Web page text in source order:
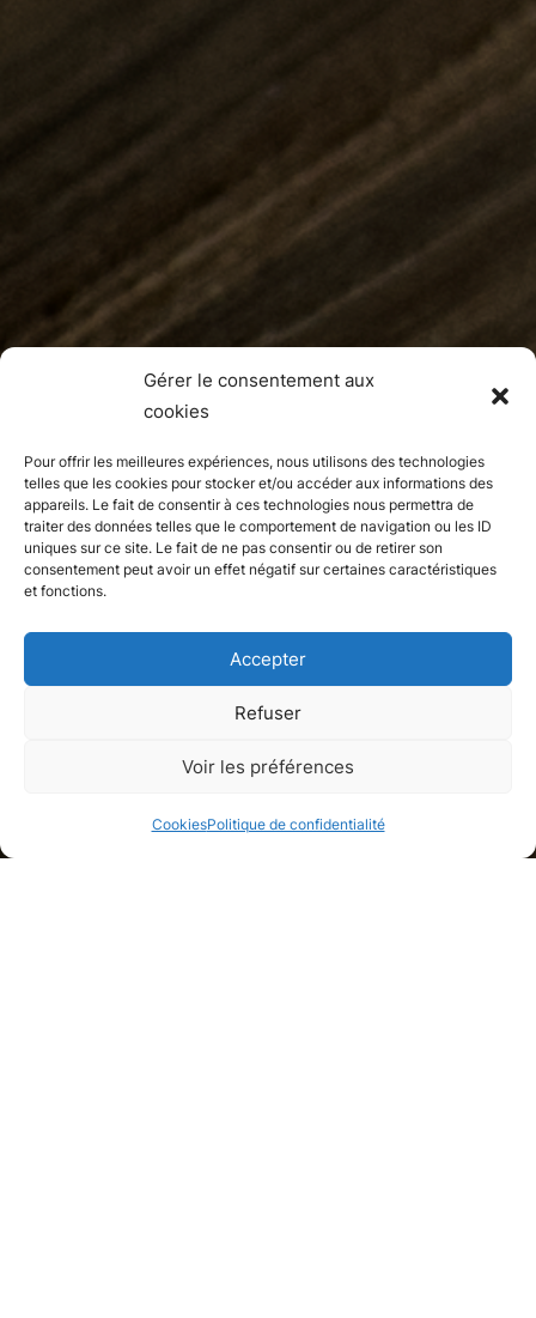
Gérer le consentement aux
cookies
Pour offrir les meilleures expériences, nous utilisons des technologies
telles que les cookies pour stocker et/ou accéder aux informations des
appareils. Le fait de consentir à ces technologies nous permettra de
traiter des données telles que le comportement de navigation ou les ID
uniques sur ce site. Le fait de ne pas consentir ou de retirer son
consentement peut avoir un effet négatif sur certaines caractéristiques
et fonctions.
Accepter
Refuser
Voir les préférences
CookiesPolitique de confidentialité